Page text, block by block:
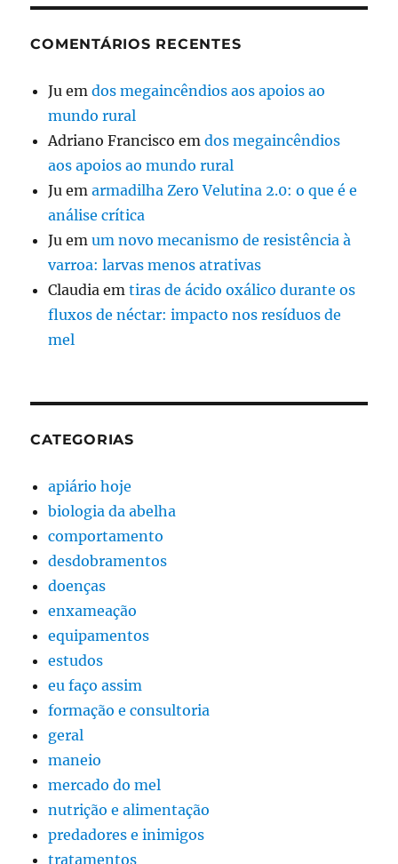
COMENTÁRIOS RECENTES
Ju emdos megaincêndios aos apoios ao
mundo rural
Adriano Francisco emdos megaincêndios
aos apoios ao mundo rural
Ju emarmadilha Zero Velutina 2.0: o que é e
análise crítica
Ju emum novo mecanismo de resistência à
varroa: larvas menos atrativas
Claudia emtiras de ácido oxálico durante os
fluxos de néctar: impacto nos resíduos de
mel
CATEGORIAS
apiário hoje
biologia da abelha
comportamento
desdobramentos
doenças
enxameação
equipamentos
estudos
eu faço assim
formação e consultoria
geral
maneio
mercado do mel
nutrição e alimentação
predadores e inimigos
tratamentos